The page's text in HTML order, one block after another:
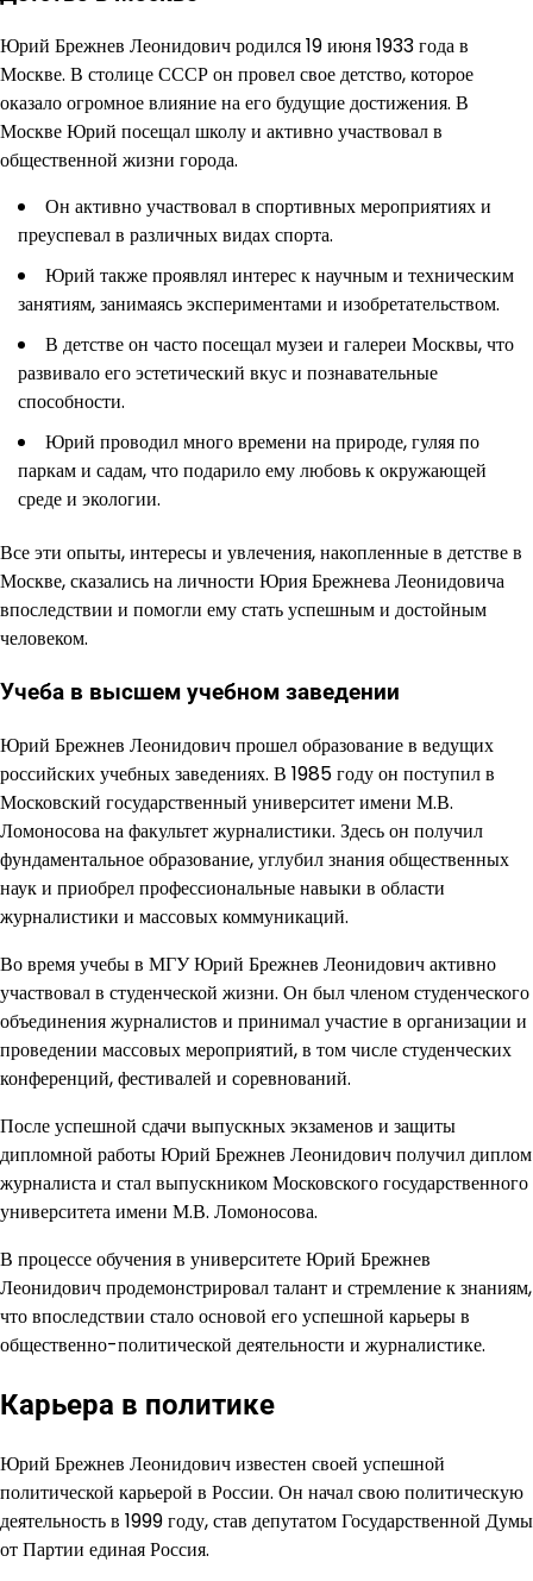
Юрий Брежнев Леонидович родился 19 июня 1933 года в
Москве. В столице СССР он провел свое детство, которое
оказало огромное влияние на его будущие достижения. В
Москве Юрий посещал школу и активно участвовал в
общественной жизни города.
Он активно участвовал в спортивных мероприятиях и
преуспевал в различных видах спорта.
Юрий также проявлял интерес к научным и техническим
занятиям, занимаясь экспериментами и изобретательством.
В детстве он часто посещал музеи и галереи Москвы, что
развивало его эстетический вкус и познавательные
способности.
Юрий проводил много времени на природе, гуляя по
паркам и садам, что подарило ему любовь к окружающей
среде и экологии.
Все эти опыты, интересы и увлечения, накопленные в детстве в
Москве, сказались на личности Юрия Брежнева Леонидовича
впоследствии и помогли ему стать успешным и достойным
человеком.
Учеба в высшем учебном заведении
Юрий Брежнев Леонидович прошел образование в ведущих
российских учебных заведениях. В 1985 году он поступил в
Московский государственный университет имени М.В.
Ломоносова на факультет журналистики. Здесь он получил
фундаментальное образование, углубил знания общественных
наук и приобрел профессиональные навыки в области
журналистики и массовых коммуникаций.
Во время учебы в МГУ Юрий Брежнев Леонидович активно
участвовал в студенческой жизни. Он был членом студенческого
объединения журналистов и принимал участие в организации и
проведении массовых мероприятий, в том числе студенческих
конференций, фестивалей и соревнований.
После успешной сдачи выпускных экзаменов и защиты
дипломной работы Юрий Брежнев Леонидович получил диплом
журналиста и стал выпускником Московского государственного
университета имени М.В. Ломоносова.
В процессе обучения в университете Юрий Брежнев
Леонидович продемонстрировал талант и стремление к знаниям,
что впоследствии стало основой его успешной карьеры в
общественно-политической деятельности и журналистике.
Карьера в политике
Юрий Брежнев Леонидович известен своей успешной
политической карьерой в России. Он начал свою политическую
деятельность в 1999 году, став депутатом Государственной Думы
от Партии единая Россия.